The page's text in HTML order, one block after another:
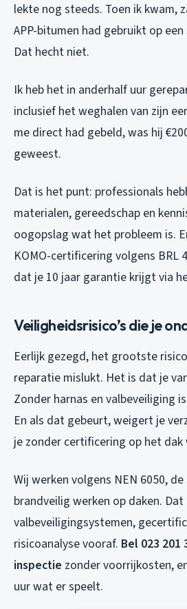
lekte nog steeds. Toen ik kwam,
APP-bitumen had gebruikt op
Dat hecht niet.
Ik heb het in anderhalf uur
inclusief het weghalen van zijn
me direct had gebeld, was hij
geweest.
Dat is het punt: professionals
materialen, gereedschap en
oogopslag wat het probleem is.
KOMO-certificering volgens BRL
dat je 10 jaar garantie krijgt via
Veiligheidsrisico’s die je
Eerlijk gezegd, het grootste
reparatie mislukt. Het is dat je
Zonder harnas en valbeveiliging
En als dat gebeurt, weigert je
je zonder certificering op het dak
Wij werken volgens NEN 6050,
brandveilig werken op daken.
valbeveiligingsystemen,
risicoanalyse vooraf. Bel 023 201
inspectie zonder voorrijkosten,
uur wat er speelt.